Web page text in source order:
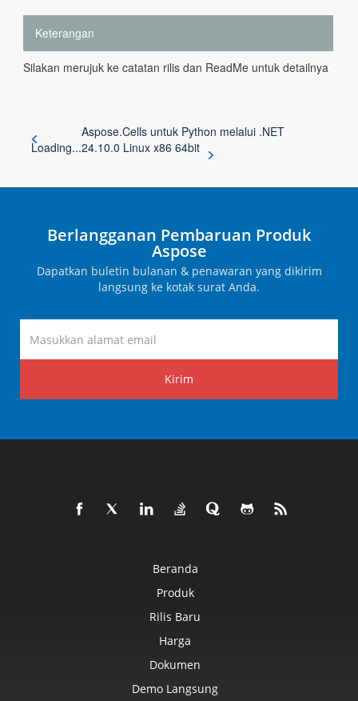
Keterangan
Silakan merujuk ke catatan rilis dan ReadMe untuk detailnya
Loading...
Aspose.Cells untuk Python melalui .NET
24.10.0 Linux x86 64bit
Berlangganan Pembaruan Produk
Aspose
Dapatkan buletin bulanan & penawaran yang dikirim
langsung ke kotak surat Anda.
Kirim
Beranda
Produk
Rilis Baru
Harga
Dokumen
Demo Langsung